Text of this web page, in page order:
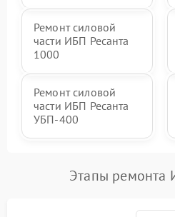
Неисправность системы
защиты от
перенапряжения
Ремонт силовой
части ИБП Ресанта
1000
Ремонт силовой
части ИБП Ресанта
УБП-400
Этапы ремонта